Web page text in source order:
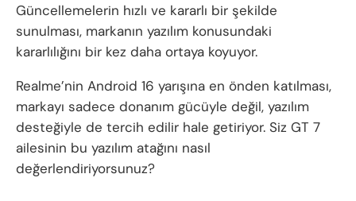
Güncellemelerin hızlı ve kararlı bir şekilde
sunulması, markanın yazılım konusundaki
kararlılığını bir kez daha ortaya koyuyor.
Realme’nin Android 16 yarışına en önden katılması,
markayı sadece donanım gücüyle değil, yazılım
desteğiyle de tercih edilir hale getiriyor. Siz GT 7
ailesinin bu yazılım atağını nasıl
değerlendiriyorsunuz?